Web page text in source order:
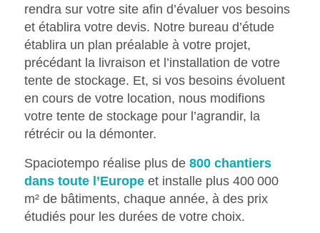
rendra sur votre site afin d’évaluer vos besoins
et établira votre devis. Notre bureau d’étude
établira un plan préalable à votre projet,
précédant la livraison et l’installation de votre
tente de stockage. Et, si vos besoins évoluent
en cours de votre location, nous modifions
votre tente de stockage pour l’agrandir, la
rétrécir ou la démonter.
Spaciotempo réalise plus de 800 chantiers
dans toute l’Europeet installe plus 400 000
m² de bâtiments, chaque année, à des prix
étudiés pour les durées de votre choix.